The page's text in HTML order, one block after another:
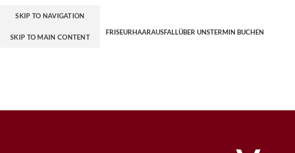
SKIP TO NAVIGATION
SKIP TO MAIN CONTENT
FRISEURHAARAUSFALLÜBER UNSTERMIN BUCHEN